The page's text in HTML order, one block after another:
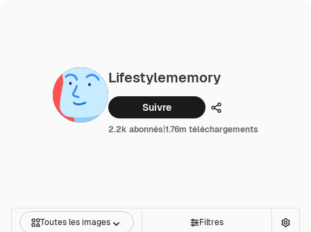
Lifestylememory
Suivre Partager
2.2k abonnés|1.76m téléchargements
Toutes les images Filtres